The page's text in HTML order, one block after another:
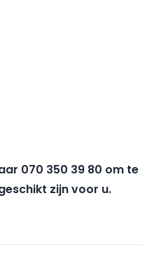
070 350 39 80 om te
zijn voor u.